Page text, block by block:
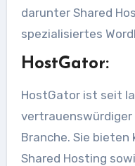
darunter Shared
spezialisiertes
HostGator:
HostGator ist seit
vertrauenswürdiger
Branche. Sie
Shared Hosting